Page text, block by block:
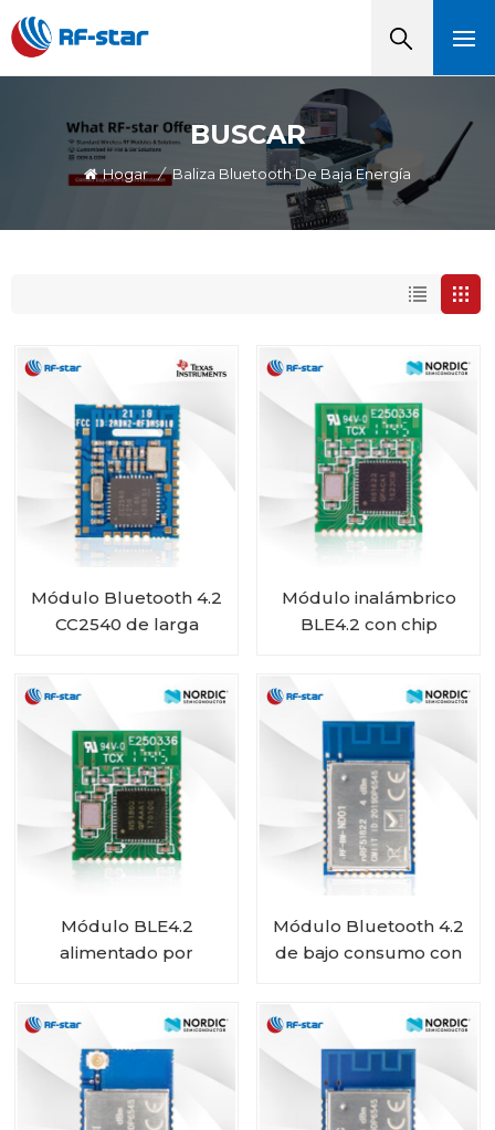
BUSCAR
Hogar / Baliza Bluetooth De Baja Energía
Módulo Bluetooth 4.2
CC2540 de larga
Módulo inalámbrico
BLE4.2 con chip
Módulo BLE4.2
alimentado por
RF-BM-ND02C
Módulo Bluetooth 4.2
de bajo consumo con